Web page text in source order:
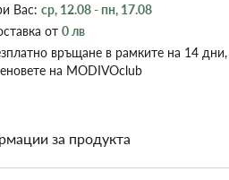
Вас: ср, 12.08 - пн, 17.08
от 0 лв
връщане в рамките на 14
на MODIVOclub
за продукта